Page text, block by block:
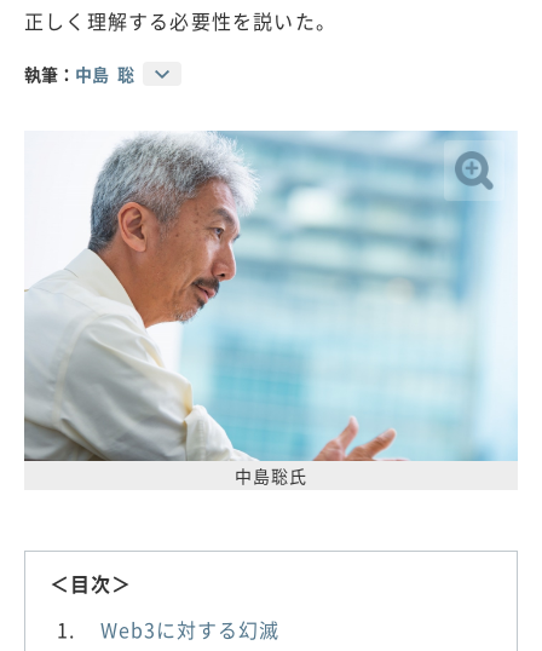
正しく理解する必要性を説いた。
執筆： 中島 聡
中島聡氏
＜目次＞
Web3に対する幻滅